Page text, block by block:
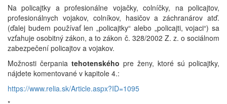
Na policajtky a profesionálne vojačky, colníčky, na policajtov,
profesionálnych vojakov, colníkov, hasičov a záchranárov atď.
(ďalej budem používať len „policajtky“ alebo „policajti, vojaci“) sa
vzťahuje osobitný zákon, a to zákon č. 328/2002 Z. z. o sociálnom
zabezpečení policajtov a vojakov.
Možnosti čerpania tehotenského pre ženy, ktoré sú policajtky,
nájdete komentované v kapitole 4.:
https://www.relia.sk/Article.aspx?ID=1095